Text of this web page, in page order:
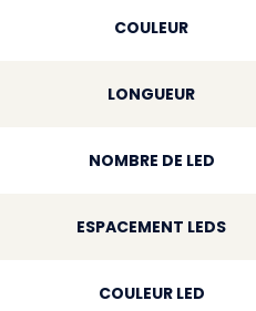
COULEUR
LONGUEUR
NOMBRE DE LED
ESPACEMENT LEDS
COULEUR LED